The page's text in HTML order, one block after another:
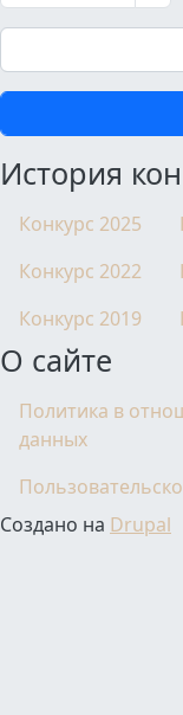
Поиск
История
Конкурс 2025
Конкурс 2022
Конкурс 2019
О сайте
Политика в
данных
Создано на Drupal